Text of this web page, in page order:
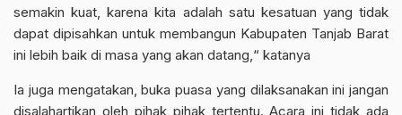
semakin kuat, karena kita adalah satu kesatuan yang tidak
dapat dipisahkan untuk membangun Kabupaten Tanjab Barat
ini lebih baik di masa yang akan datang,“ katanya
Ia juga mengatakan, buka puasa yang dilaksanakan ini jangan
disalahartikan oleh pihak pihak tertentu. Acara ini tidak ada